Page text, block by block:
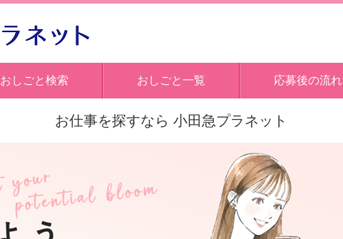
おしごと検索 おしごと一覧 応募後の流れ
お仕事を探すなら 小田急プラネット